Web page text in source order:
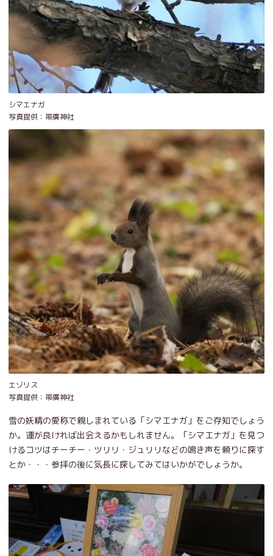
シマエナガ
写真提供：帯廣神社
エゾリス
写真提供：帯廣神社
雪の妖精の愛称で親しまれている「シマエナガ」をご存知でしょう
か。運が良ければ出会えるかもしれません。「シマエナガ」を見つ
けるコツはチーチー・ツリリ・ジュリリなどの鳴き声を頼りに探す
とか・・・参拝の後に気長に探してみてはいかがでしょうか。